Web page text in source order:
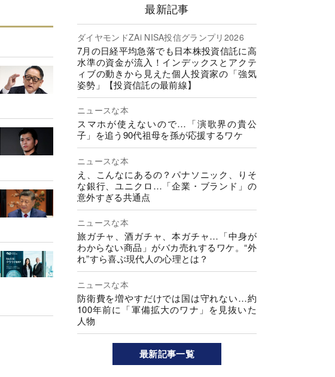
最新記事
ダイヤモンドZAi NISA投信グランプリ2026
7月の日経平均急落でも日本株投資信託に高
水準の資金が流入！インデックスとアクテ
ィブの動きから見えた個人投資家の「強気
姿勢」【投資信託の最前線】
ニュースな本
スマホが使えないので…「演歌界の貴公
子」を追う90代祖母を孫が応援するワケ
ニュースな本
え、こんなにあるの？パナソニック、りそ
な銀行、ユニクロ…「企業・ブランド」の
意外すぎる共通点
ニュースな本
旅ガチャ、酒ガチャ、本ガチャ…「中身が
わからない商品」がバカ売れするワケ。“外
れ”すら喜ぶ現代人の心理とは？
ニュースな本
防衛費を増やすだけでは国は守れない…約
100年前に「軍備拡大のワナ」を見抜いた
人物
最新記事一覧